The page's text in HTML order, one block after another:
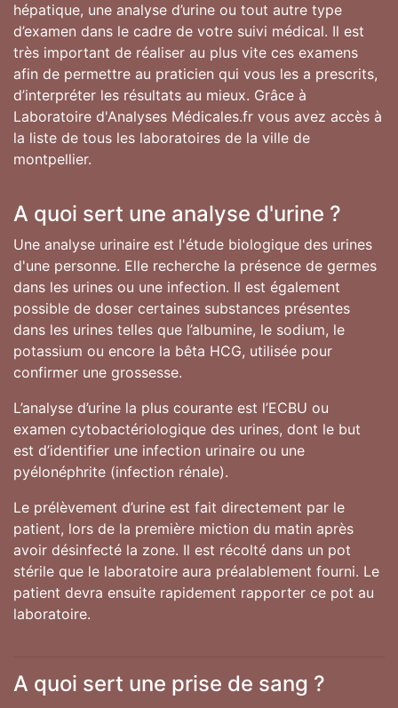
hépatique, une analyse d’urine ou tout autre type
d’examen dans le cadre de votre suivi médical. Il est
très important de réaliser au plus vite ces examens
afin de permettre au praticien qui vous les a prescrits,
d’interpréter les résultats au mieux. Grâce à
Laboratoire d'Analyses Médicales.fr vous avez accès à
la liste de tous les laboratoires de la ville de
montpellier.
A quoi sert une analyse d'urine ?
Une analyse urinaire est l'étude biologique des urines
d'une personne. Elle recherche la présence de germes
dans les urines ou une infection. Il est également
possible de doser certaines substances présentes
dans les urines telles que l’albumine, le sodium, le
potassium ou encore la bêta HCG, utilisée pour
confirmer une grossesse.
L’analyse d’urine la plus courante est l’ECBU ou
examen cytobactériologique des urines, dont le but
est d’identifier une infection urinaire ou une
pyélonéphrite (infection rénale).
Le prélèvement d’urine est fait directement par le
patient, lors de la première miction du matin après
avoir désinfecté la zone. Il est récolté dans un pot
stérile que le laboratoire aura préalablement fourni. Le
patient devra ensuite rapidement rapporter ce pot au
laboratoire.
A quoi sert une prise de sang ?